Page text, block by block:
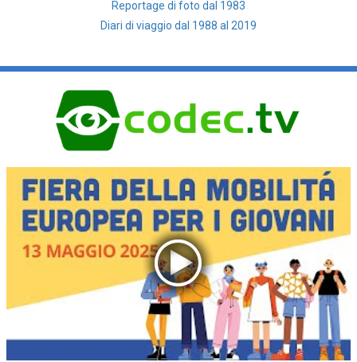
Reportage di foto dal 1983
Diari di viaggio dal 1988 al 2019